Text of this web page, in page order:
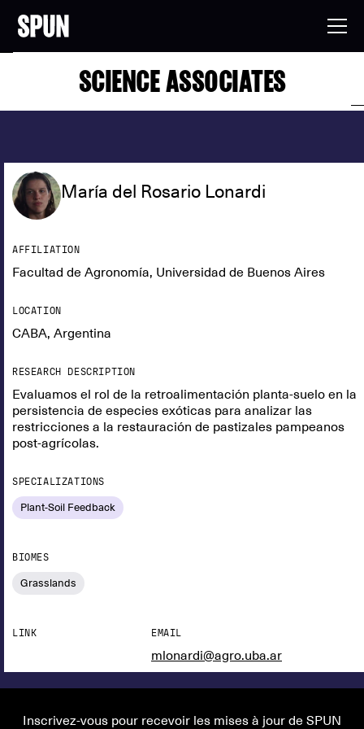
SCIENCE ASSOCIATES
María del Rosario Lonardi
AFFILIATION
Facultad de Agronomía, Universidad de Buenos Aires
LOCATION
CABA, Argentina
RESEARCH DESCRIPTION
Evaluamos el rol de la retroalimentación planta-suelo en la
persistencia de especies exóticas para analizar las
restricciones a la restauración de pastizales pampeanos
post-agrícolas.
SPECIALIZATIONS
Plant-Soil Feedback
BIOMES
Grasslands
LINK EMAIL
mlonardi@agro.uba.ar
Inscrivez-vous pour recevoir les mises à jour de SPUN